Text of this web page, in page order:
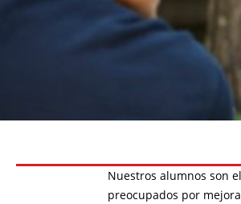
Nuestros alumnos son
preocupados por